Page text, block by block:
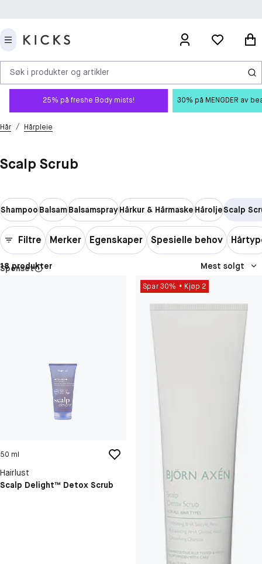
Søk i produkter og artikler
25% på freshe Body mists! 30% på MENGDER av
Hår / Hårpleie
Scalp Scrub
ShampooBalsamBalsamsprayHårkur & HårmaskeHåroljeScalp
Filtre Merker Egenskaper Spesielle behov
18 produkter Mest solgt
Sponset
50 ml
Hairlust
Scalp Delight™ Detox Scrub
Spar 30% Kjøp 2